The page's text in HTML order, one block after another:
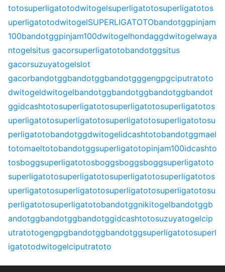
totosuperligatotodwitogelsuperligatotosuperligatotos
uperligatotodwitogelSUPERLIGATOTObandotggpinjam
100bandotggpinjam100dwitogelhondaggdwitogelwaya
ntogelsitus gacorsuperligatotobandotggsitus
gacorsuzuyatogelslot
gacorbandotggbandotggbandotgggengpgciputratoto
dwitogeldwitogelbandotggbandotggbandotggbandot
ggidcashtotosuperligatotosuperligatotosuperligatotos
uperligatotosuperligatotosuperligatotosuperligatotosu
perligatotobandotggdwitogelidcashtotobandotggmael
totomaeltotobandotggsuperligatotopinjam100idcashto
tosboggsuperligatotosboggsboggsboggsuperligatoto
superligatotosuperligatotosuperligatotosuperligatotos
uperligatotosuperligatotosuperligatotosuperligatotosu
perligatotosuperligatotobandotggnikitogelbandotggb
andotggbandotggbandotggidcashtotosuzuyatogelcip
utratotogengpgbandotggbandotggsuperligatotosuperl
igatotodwitogelciputratoto